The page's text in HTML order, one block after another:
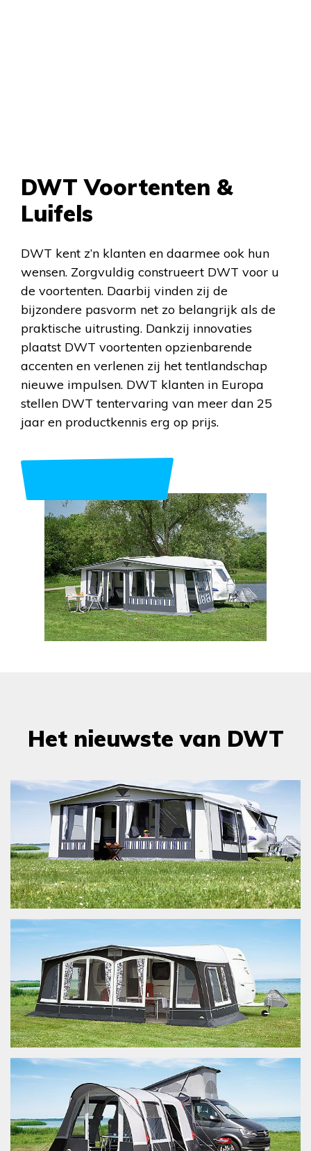
DWT Voortenten &
Luifels
DWT kent z’n klanten en daarmee ook hun
wensen. Zorgvuldig construeert DWT voor u
de voortenten. Daarbij vinden zij de
bijzondere pasvorm net zo belangrijk als de
praktische uitrusting. Dankzij innovaties
plaatst DWT voortenten opzienbarende
accenten en verlenen zij het tentlandschap
nieuwe impulsen. DWT klanten in Europa
stellen DWT tentervaring van meer dan 25
jaar en productkennis erg op prijs.
Het nieuwste van DWT